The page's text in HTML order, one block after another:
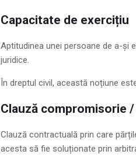
Capacitate de exercițiu
Aptitudinea unei persoane de a-și
juridice.
În dreptul civil, această noțiune
Clauză compromisorie
Clauză contractuală prin care
acesta să fie soluționate prin